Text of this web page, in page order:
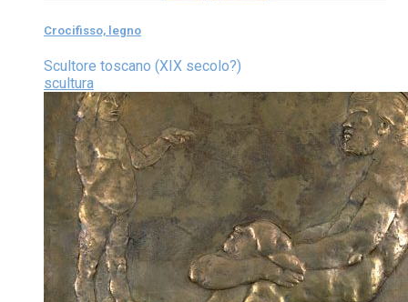
Crocifisso, legno
Scultore toscano (XIX secolo?)
scultura